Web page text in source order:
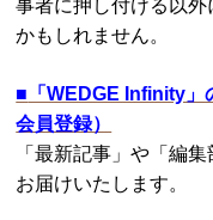
事者に押し付ける以
かもしれません。
■ 「WEDGE Infinity
会員登録）
「最新記事」や「編
お届けいたします。